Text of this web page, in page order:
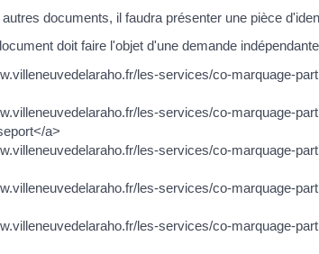
documents, il faudra présenter une pièce
doit faire l'objet d'une demande
les-services/co-marquage-
les-services/co-marquage-
a>
les-services/co-marquage-
les-services/co-marquage-
les-services/co-marquage-